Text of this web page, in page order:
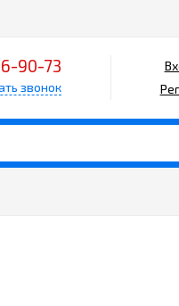
90-73
звонок